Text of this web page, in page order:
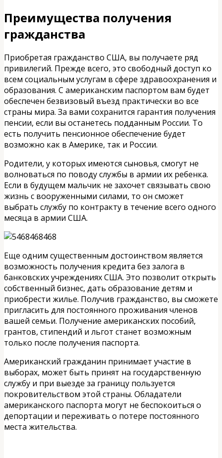
Преимущества получения
гражданства
Приобретая гражданство США, вы получаете ряд
привилегий. Прежде всего, это свободный доступ ко
всем социальным услугам в сфере здравоохранения и
образования. С американским паспортом вам будет
обеспечен безвизовый въезд практически во все
страны мира. За вами сохранится гарантия получения
пенсии, если вы останетесь подданным России. То
есть получить пенсионное обеспечение будет
возможно как в Америке, так и России.
Родители, у которых имеются сыновья, смогут не
волноваться по поводу службы в армии их ребенка.
Если в будущем мальчик не захочет связывать свою
жизнь с вооруженными силами, то он сможет
выбрать службу по контракту в течение всего одного
месяца в армии США.
Еще одним существенным достоинством является
возможность получения кредита без залога в
банковских учреждениях США. Это позволит открыть
собственный бизнес, дать образование детям и
приобрести жилье. Получив гражданство, вы сможете
пригласить для постоянного проживания членов
вашей семьи. Получение американских пособий,
грантов, стипендий и льгот станет возможным
только после получения паспорта.
Американский гражданин принимает участие в
выборах, может быть принят на государственную
службу и при выезде за границу пользуется
покровительством этой страны. Обладатели
американского паспорта могут не беспокоиться о
депортации и переживать о потере постоянного
места жительства.